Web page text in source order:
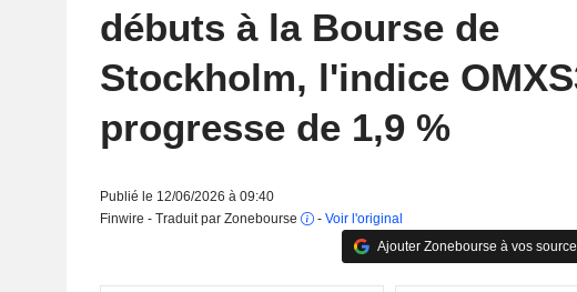
débuts à la Bourse de
Stockholm, l'indice
progresse de 1,9 %
Publié le 12/06/2026 à 09:40
Finwire - Traduit par Zonebourse
- Voir l'original
Ajouter Zonebourse à vos